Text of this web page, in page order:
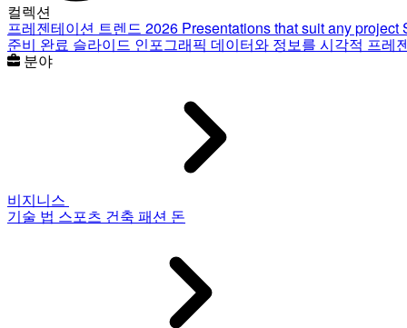
컬렉션
프레젠테이션 트렌드 2026 Presentations that suit any project
준비 완료 슬라이드 인포그래픽 데이터와 정보를 시각적 프레
분야
비지니스
기술 법 스포츠 건축 패션 돈